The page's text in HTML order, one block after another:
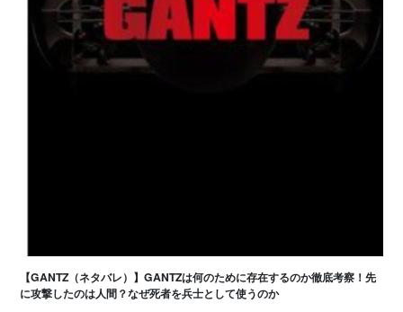
【GANTZ（ネタバレ）】GANTZは何のために存在するのか徹底考察！先
に攻撃したのは人間？なぜ死者を兵士として使うのか